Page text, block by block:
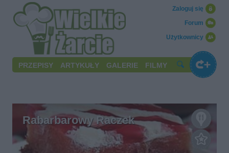
Użytkownicy
Forum
Zaloguj się
PRZEPISY ARTYKUŁY GALERIE FILMY
Rabarbarowy Raczek